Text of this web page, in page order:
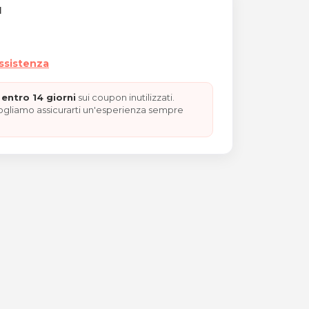
Città Fiera
14 giorni sui coupon inutilizzati.
assicurarti un'esperienza sempre